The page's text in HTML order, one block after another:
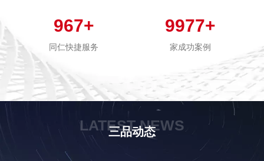
967+
同仁快捷服务
9977+
家成功案例
LATEST NEWS
三品动态